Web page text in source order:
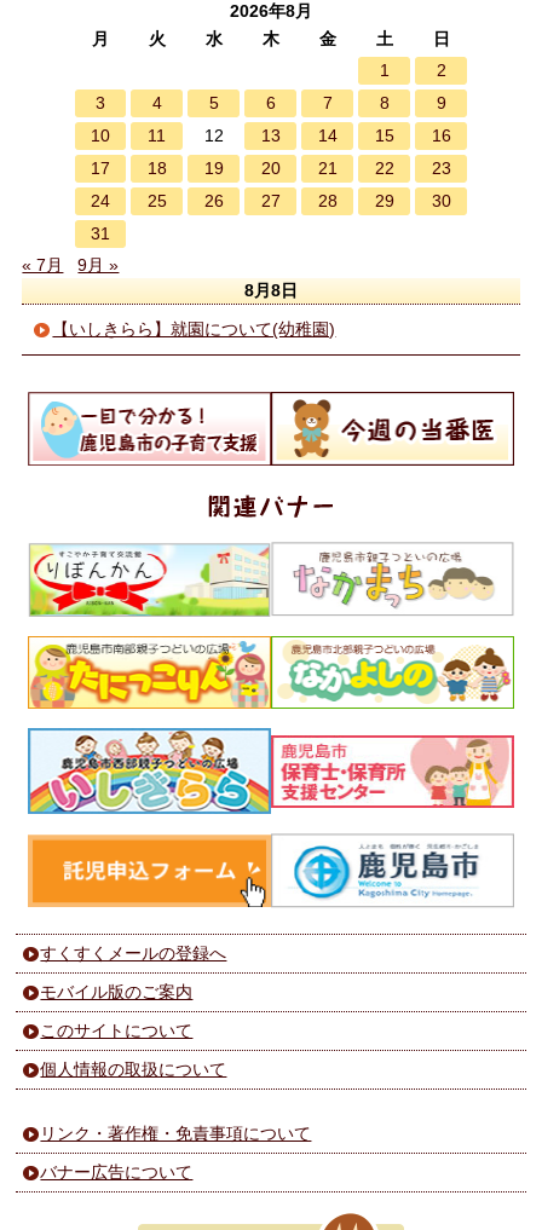
2026年8月
月
火 水 木 金 土
日
1
2
3
4 5 6 7 8
9
10
11 12 13 14 15
16
17
18 19 20 21 22
23
24
25 26 27 28 29
30
31
« 7月
9月 »
8月8日
【いしきらら】就園について(幼稚園)
すくすくメールの登録へ
モバイル版のご案内
このサイトについて
個人情報の取扱について
リンク・著作権・免責事項について
バナー広告について